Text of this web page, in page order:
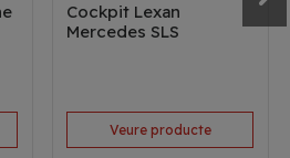
Cockpit Lexan
Mercedes SLS
Veure producte